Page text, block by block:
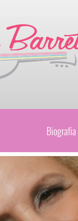
Biografia